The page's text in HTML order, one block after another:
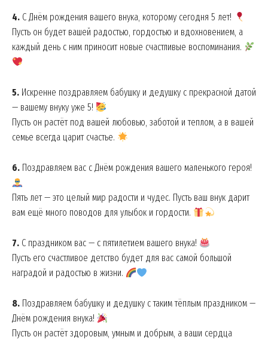
4. С Днём рождения вашего внука, которому сегодня 5 лет!
Пусть он будет вашей радостью, гордостью и вдохновением, а
каждый день с ним приносит новые счастливые воспоминания.
5. Искренне поздравляем бабушку и дедушку с прекрасной датой
— вашему внуку уже 5!
Пусть он растёт под вашей любовью, заботой и теплом, а в вашей
семье всегда царит счастье.
6. Поздравляем вас с Днём рождения вашего маленького героя!
Пять лет — это целый мир радости и чудес. Пусть ваш внук дарит
вам ещё много поводов для улыбок и гордости.
7. С праздником вас — с пятилетием вашего внука!
Пусть его счастливое детство будет для вас самой большой
наградой и радостью в жизни.
8. Поздравляем бабушку и дедушку с таким тёплым праздником —
Днём рождения внука!
Пусть он растёт здоровым, умным и добрым, а ваши сердца